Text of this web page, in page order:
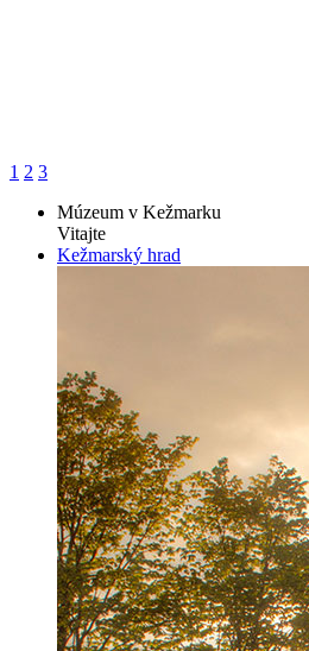
1 2 3
Múzeum v Kežmarku
Vitajte
Kežmarský hrad